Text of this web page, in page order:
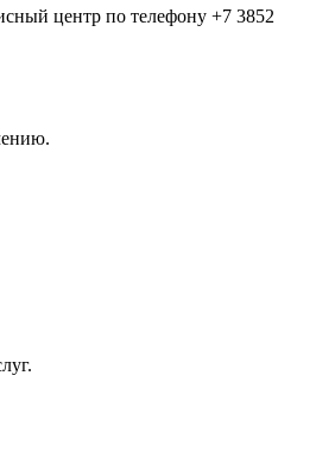
центр по телефону +7 3852